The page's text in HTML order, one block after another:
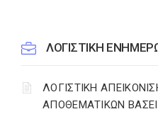
ΛΟΓΙΣΤΙΚΗ
ΛΟΓΙΣΤΙΚΗ
ΑΠΟΘΕΜΑΤΙΚΩΝ ΒΑΣΕΙ